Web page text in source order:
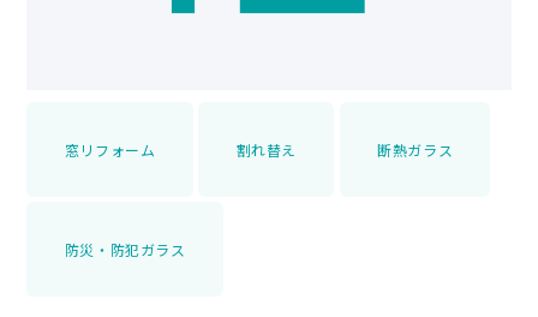
窓リフォーム 割れ替え 断熱ガラス
防災・防犯ガラス